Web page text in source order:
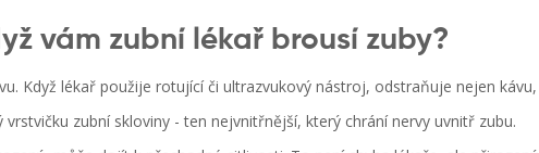
vám zubní lékař brousí zuby?
Když lékař použije rotující či ultrazvukový nástroj, odstraňuje nejen kávu,
zubní skloviny - ten nejvnitřnější, který chrání nervy uvnitř zubu.